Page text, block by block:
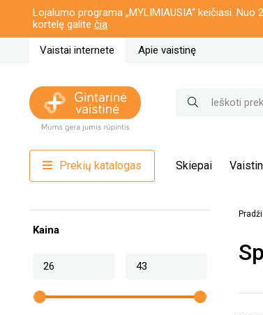
Lojalumo programa „MYLIMIAUSIA“ keičiasi.
kortelę galite čia
Vaistai internete Apie vaistinę
Prekių katalogas Skiepai
Kaina